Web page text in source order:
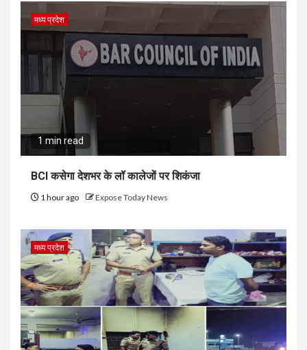
मध्य प्रदेश
1 min read
BCI कसेगा देशभर के लॉ कालेजों पर शिकंजा
1 hour ago Expose Today News
मध्य प्रदेश